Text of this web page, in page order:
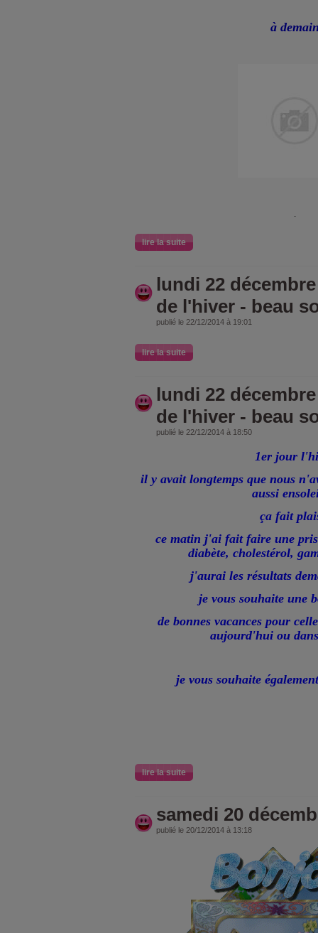
à
lire la suite
lundi 22
de l'hiver - beau
publié le 22/12/2014 à 19:01
lire la suite
lundi 22
de l'hiver - beau
publié le 22/12/2014 à 18:50
1er jour
il y avait longtemps que nous
aussi
ça fait
ce matin j'ai fait faire une
diabète, cholestérol,
j'aurai les résultats
je vous souhaite une
de bonnes vacances pour
aujourd'hui ou
je vous souhaite
lire la suite
samedi 20
publié le 20/12/2014 à 13:18